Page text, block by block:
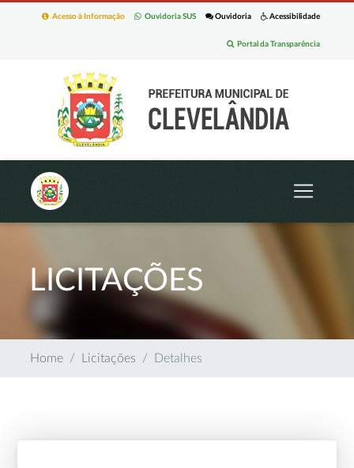
Acessibilidade
Ouvidoria
Ouvidoria SUS
Acesso à Informação
Portal da Transparência
LICITAÇÕES
Home Licitações Detalhes